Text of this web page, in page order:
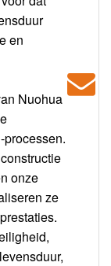
en
Nuohua
onze
ze